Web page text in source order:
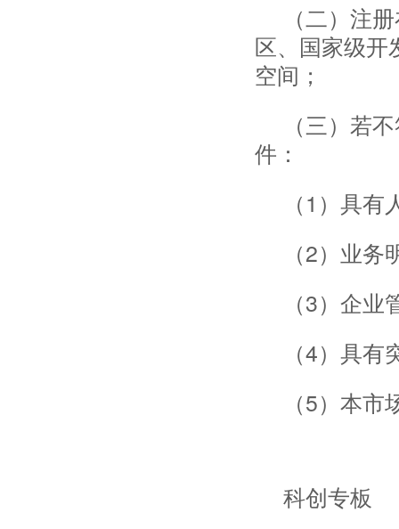
（二）注
区、国家级开
空间；
（三）若
件：
（1）具
（2）业
（3）企
（4）具
（5）本
科创专板